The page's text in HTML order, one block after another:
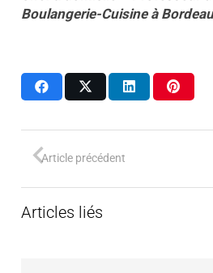
Boulangerie-Cuisine à
Article précédent
Articles liés